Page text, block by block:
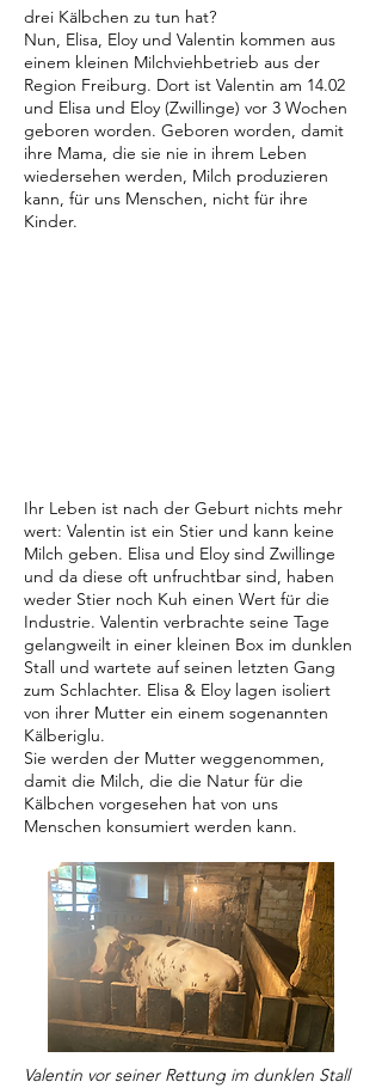
drei Kälbchen zu tun hat?
Nun, Elisa, Eloy und Valentin kommen aus
einem kleinen Milchviehbetrieb aus der
Region Freiburg. Dort ist Valentin am 14.02
und Elisa und Eloy (Zwillinge) vor 3 Wochen
geboren worden. Geboren worden, damit
ihre Mama, die sie nie in ihrem Leben
wiedersehen werden, Milch produzieren
kann, für uns Menschen, nicht für ihre
Kinder.
Ihr Leben ist nach der Geburt nichts mehr
wert: Valentin ist ein Stier und kann keine
Milch geben. Elisa und Eloy sind Zwillinge
und da diese oft unfruchtbar sind, haben
weder Stier noch Kuh einen Wert für die
Industrie. Valentin verbrachte seine Tage
gelangweilt in einer kleinen Box im dunklen
Stall und wartete auf seinen letzten Gang
zum Schlachter. Elisa & Eloy lagen isoliert
von ihrer Mutter ein einem sogenannten
Kälberiglu.
Sie werden der Mutter weggenommen,
damit die Milch, die die Natur für die
Kälbchen vorgesehen hat von uns
Menschen konsumiert werden kann.
Valentin vor seiner Rettung im dunklen Stall